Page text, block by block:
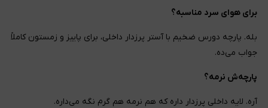
برای هوای سرد مناسبه؟
بله. پارچه دورس ضخیم با آستر پرزدار داخلی، برای پاییز و زمستون کاملاً
جواب می‌ده.
پارچه‌ش نرمه؟
آره. لایه داخلی پرزدار داره که هم نرمه هم گرم نگه می‌داره.